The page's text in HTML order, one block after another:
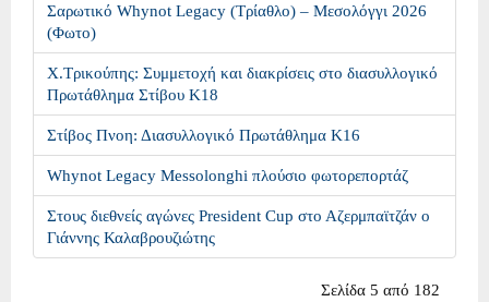
Σαρωτικό Whynot Legacy (Τρίαθλο) – Μεσολόγγι 2026
(Φωτο)
Χ.Τρικούπης: Συμμετοχή και διακρίσεις στο διασυλλογικό
Πρωτάθλημα Στίβου Κ18
Στίβος Πνοη: Διασυλλογικό Πρωτάθλημα Κ16
Whynot Legacy Messolonghi πλούσιο φωτορεπορτάζ
Στους διεθνείς αγώνες President Cup στο Αζερμπαϊτζάν ο
Γιάννης Καλαβρουζιώτης
Σελίδα 5 από 182